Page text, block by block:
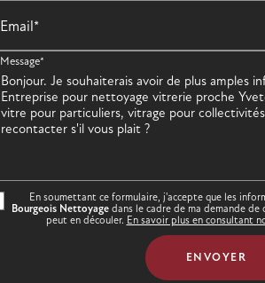
Email*
Message*
En soumettant ce formulaire, j'accepte que les
Bourgeois Nettoyage dans le cadre de ma demande
peut en découler. En savoir plus en consultant